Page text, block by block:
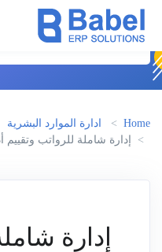
Home
ادارة الموارد البشرية
إدارة شاملة للرواتب وتقييم
إدارة